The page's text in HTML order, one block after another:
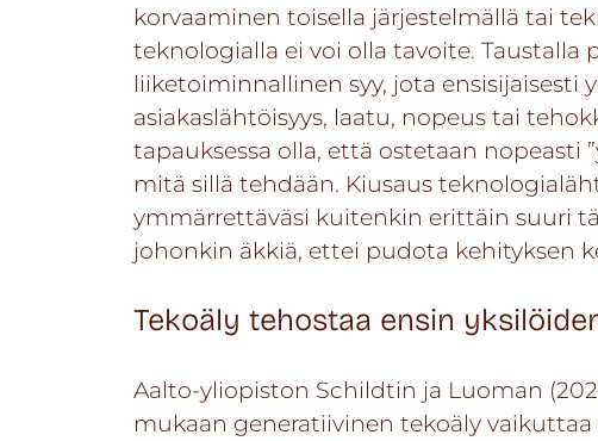
korvaaminen toisella järjestelmällä tai
teknologialla ei voi olla tavoite. Taustalla
liiketoiminnallinen syy, jota ensisijaisesti
asiakaslähtöisyys, laatu, nopeus tai
tapauksessa olla, että ostetaan nopeasti
mitä sillä tehdään. Kiusaus
ymmärrettäväsi kuitenkin erittäin suuri
johonkin äkkiä, ettei pudota kehityksen
Tekoäly tehostaa ensin
Aalto-yliopiston Schildtin ja Luoman
mukaan generatiivinen tekoäly